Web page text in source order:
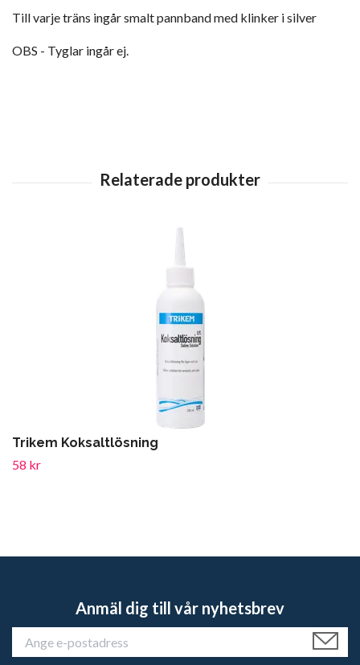
Till varje träns ingår smalt pannband med klinker i silver
OBS - Tyglar ingår ej.
Trikem Koksaltlösning
58 kr
Anmäl dig till vår nyhetsbrev